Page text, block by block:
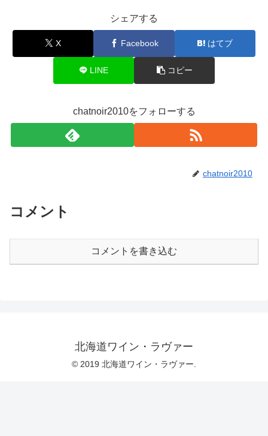
シェアする
X Facebook はてブ
LINE コピー
chatnoir2010をフォローする
chatnoir2010
コメント
コメントを書き込む
北海道ワイン・ラヴァー
© 2019 北海道ワイン・ラヴァー.